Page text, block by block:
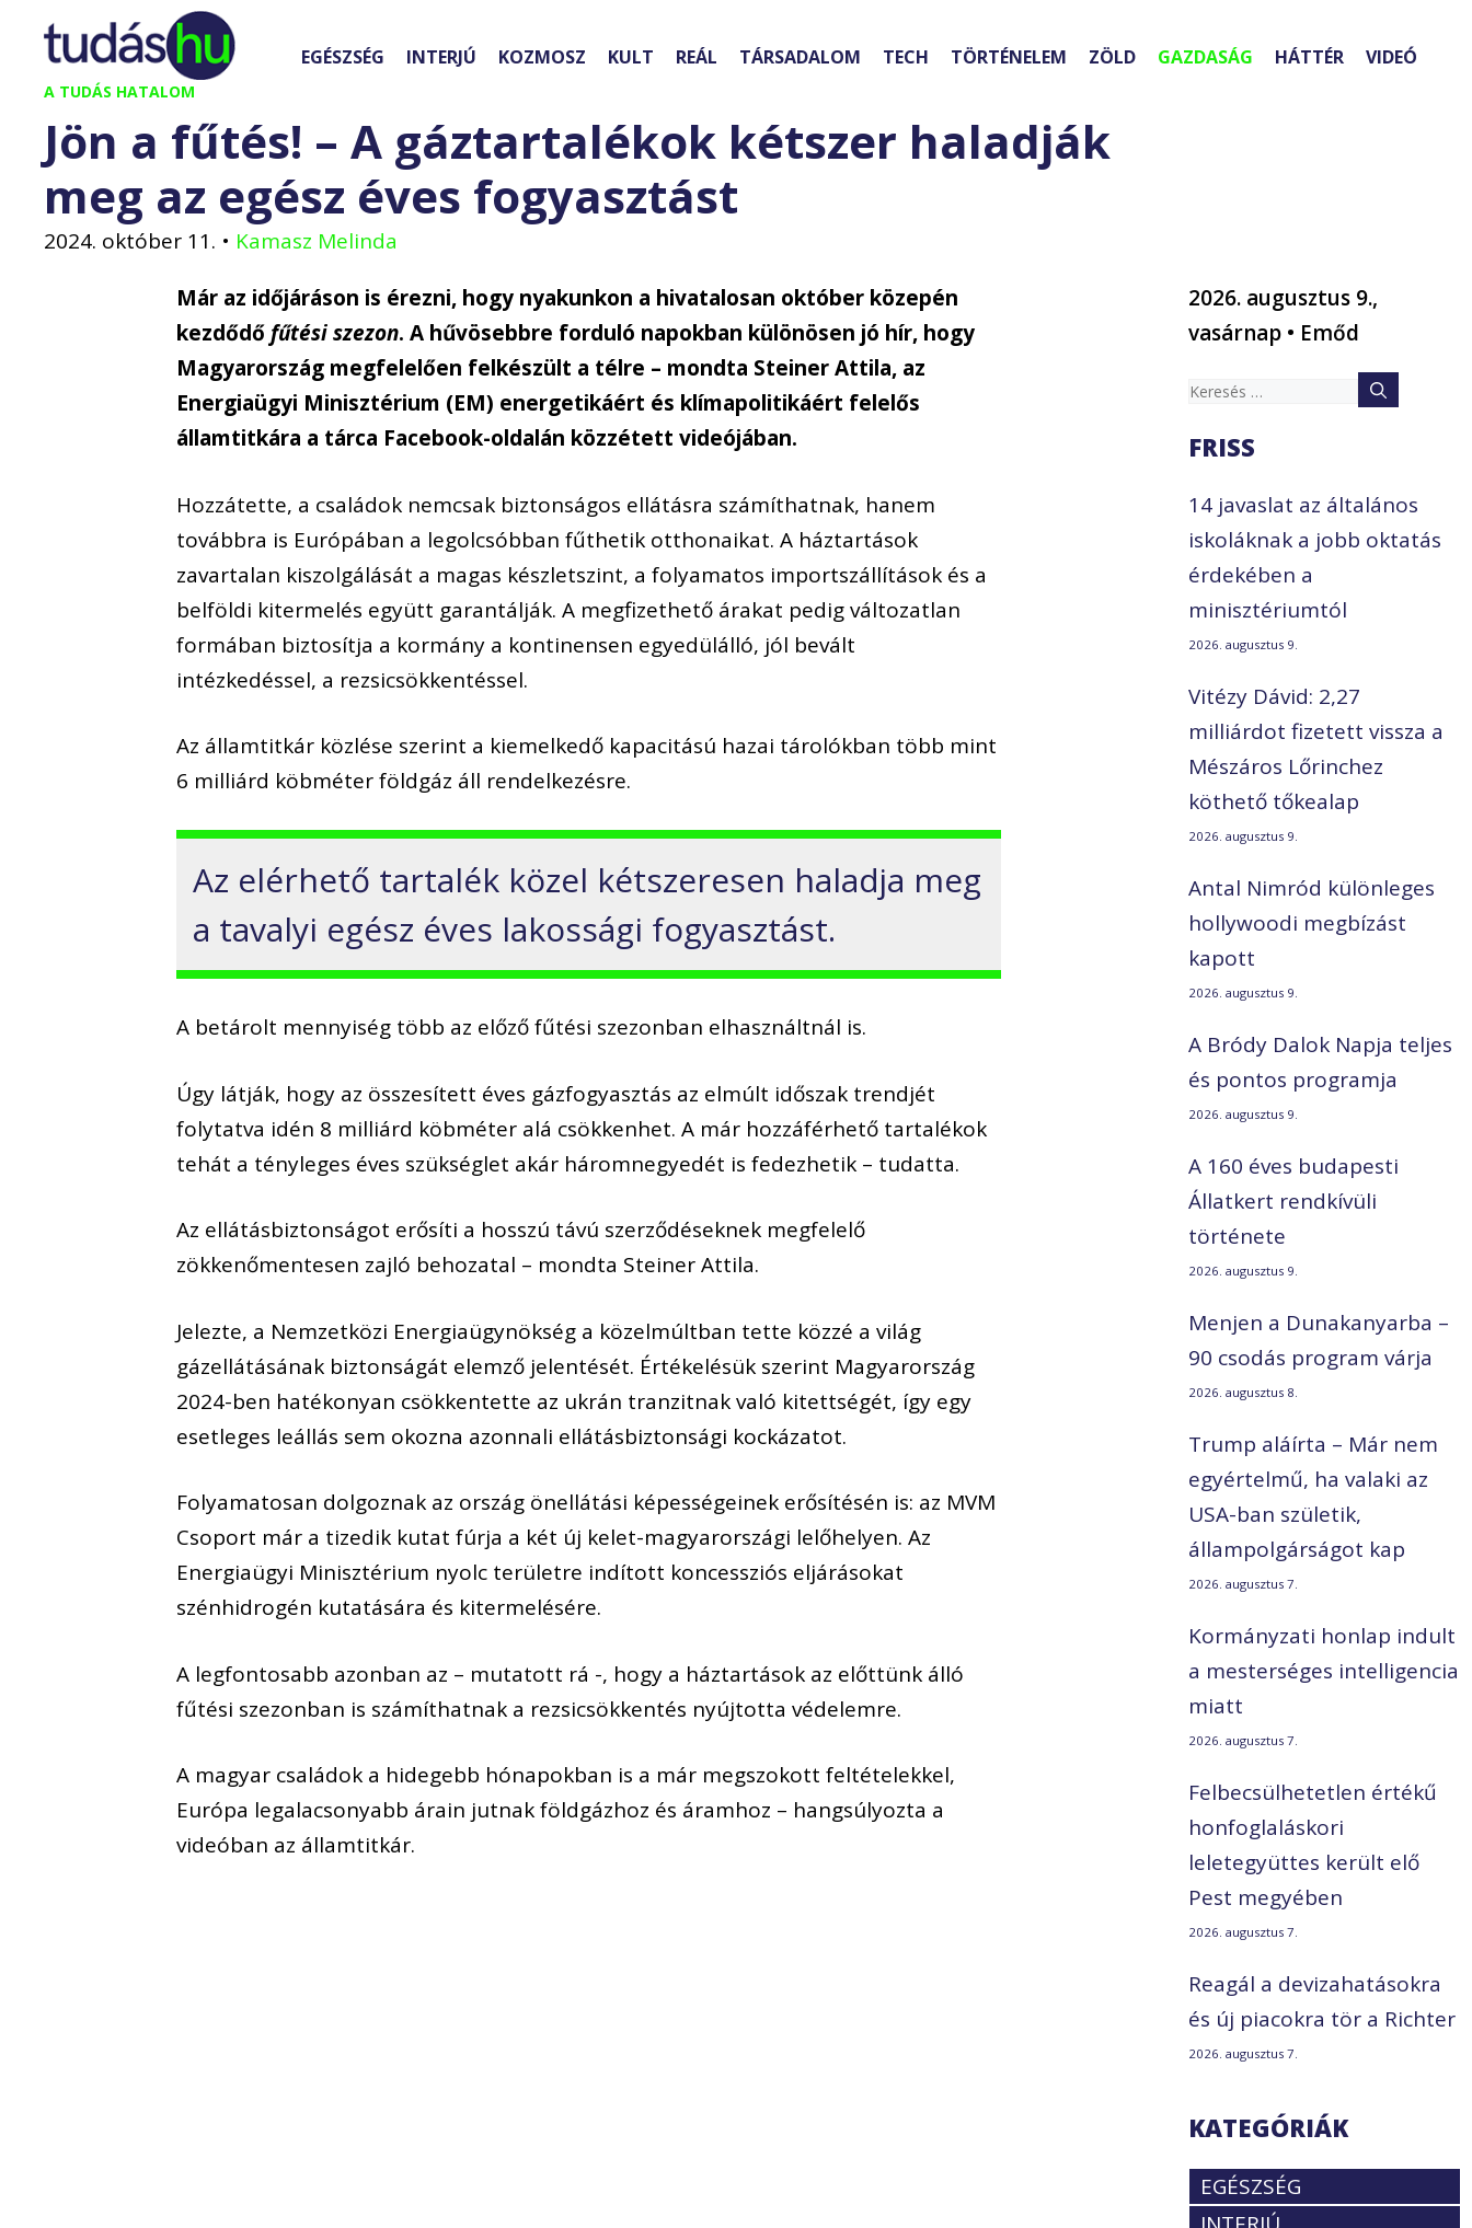
Kilépés
tartalomba
A TUDÁS HATALOM
EGÉSZSÉG INTERJÚ KOZMOSZ KULT REÁL TÁRSADALOM TECH TÖRTÉNELEM ZÖLD GAZDASÁG HÁTTÉR VIDEÓ
Jön a fűtés! – A gáztartalékok kétszer haladják
meg az egész éves fogyasztást
2024. október 11. • Kamasz Melinda
Már az időjáráson is érezni, hogy nyakunkon a hivatalosan október közepén
kezdődő fűtési szezon. A hűvösebbre forduló napokban különösen jó hír, hogy
Magyarország megfelelően felkészült a télre – mondta Steiner Attila, az
Energiaügyi Minisztérium (EM) energetikáért és klímapolitikáért felelős
államtitkára a tárca Facebook-oldalán közzétett videójában.
Hozzátette, a családok nemcsak biztonságos ellátásra számíthatnak, hanem
továbbra is Európában a legolcsóbban fűthetik otthonaikat. A háztartások
zavartalan kiszolgálását a magas készletszint, a folyamatos importszállítások és a
belföldi kitermelés együtt garantálják. A megfizethető árakat pedig változatlan
formában biztosítja a kormány a kontinensen egyedülálló, jól bevált
intézkedéssel, a rezsicsökkentéssel.
Az államtitkár közlése szerint a kiemelkedő kapacitású hazai tárolókban több mint
6 milliárd köbméter földgáz áll rendelkezésre.
Az elérhető tartalék közel kétszeresen haladja meg
a tavalyi egész éves lakossági fogyasztást.
A betárolt mennyiség több az előző fűtési szezonban elhasználtnál is.
Úgy látják, hogy az összesített éves gázfogyasztás az elmúlt időszak trendjét
folytatva idén 8 milliárd köbméter alá csökkenhet. A már hozzáférhető tartalékok
tehát a tényleges éves szükséglet akár háromnegyedét is fedezhetik – tudatta.
Az ellátásbiztonságot erősíti a hosszú távú szerződéseknek megfelelő
zökkenőmentesen zajló behozatal – mondta Steiner Attila.
Jelezte, a Nemzetközi Energiaügynökség a közelmúltban tette közzé a világ
gázellátásának biztonságát elemző jelentését. Értékelésük szerint Magyarország
2024-ben hatékonyan csökkentette az ukrán tranzitnak való kitettségét, így egy
esetleges leállás sem okozna azonnali ellátásbiztonsági kockázatot.
Folyamatosan dolgoznak az ország önellátási képességeinek erősítésén is: az MVM
Csoport már a tizedik kutat fúrja a két új kelet-magyarországi lelőhelyen. Az
Energiaügyi Minisztérium nyolc területre indított koncessziós eljárásokat
szénhidrogén kutatására és kitermelésére.
A legfontosabb azonban az – mutatott rá -, hogy a háztartások az előttünk álló
fűtési szezonban is számíthatnak a rezsicsökkentés nyújtotta védelemre.
A magyar családok a hidegebb hónapokban is a már megszokott feltételekkel,
Európa legalacsonyabb árain jutnak földgázhoz és áramhoz – hangsúlyozta a
videóban az államtitkár.
2026. augusztus 9.,
vasárnap • Emőd
Keresés:
FRISS
14 javaslat az általános
iskoláknak a jobb oktatás
érdekében a
minisztériumtól
2026. augusztus 9.
Vitézy Dávid: 2,27
milliárdot fizetett vissza a
Mészáros Lőrinchez
köthető tőkealap
2026. augusztus 9.
Antal Nimród különleges
hollywoodi megbízást
kapott
2026. augusztus 9.
A Bródy Dalok Napja teljes
és pontos programja
2026. augusztus 9.
A 160 éves budapesti
Állatkert rendkívüli
története
2026. augusztus 9.
Menjen a Dunakanyarba –
90 csodás program várja
2026. augusztus 8.
Trump aláírta – Már nem
egyértelmű, ha valaki az
USA-ban születik,
állampolgárságot kap
2026. augusztus 7.
Kormányzati honlap indult
a mesterséges intelligencia
miatt
2026. augusztus 7.
Felbecsülhetetlen értékű
honfoglaláskori
leletegyüttes került elő
Pest megyében
2026. augusztus 7.
Reagál a devizahatásokra
és új piacokra tör a Richter
2026. augusztus 7.
KATEGÓRIÁK
EGÉSZSÉG